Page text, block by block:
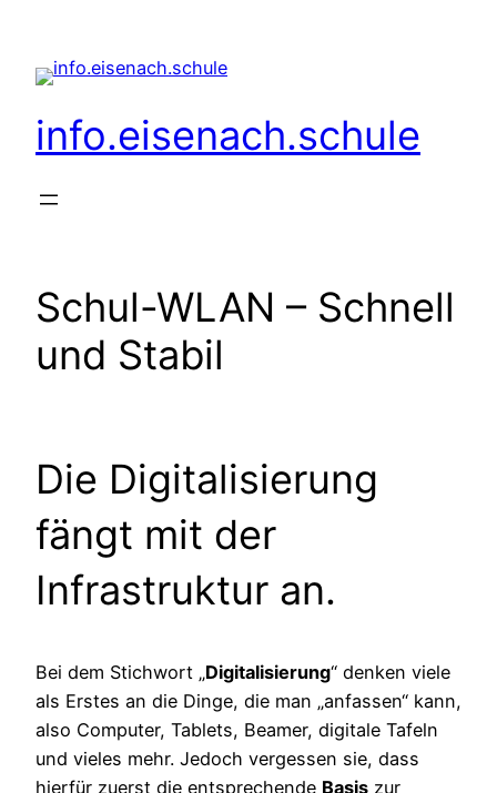
springen
info.eisenach.schule
Schul-WLAN – Schnell
und Stabil
Die Digitalisierung
fängt mit der
Infrastruktur an.
Bei dem Stichwort „Digitalisierung“ denken viele
als Erstes an die Dinge, die man „anfassen“ kann,
also Computer, Tablets, Beamer, digitale Tafeln
und vieles mehr. Jedoch vergessen sie, dass
hierfür zuerst die entsprechende Basis zur